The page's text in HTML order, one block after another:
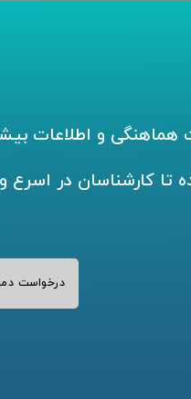
و اطلاعات
تا کارشناسان در
درخواست